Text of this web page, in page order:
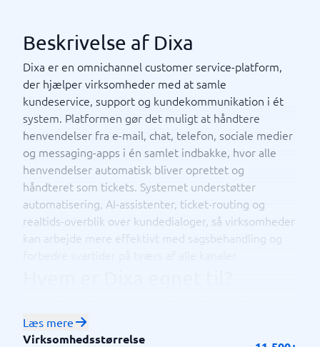
Beskrivelse af Dixa
Dixa er en omnichannel customer service-platform,
der hjælper virksomheder med at samle
kundeservice, support og kundekommunikation i ét
system. Platformen gør det muligt at håndtere
henvendelser fra e-mail, chat, telefon, sociale medier
og messaging-apps i én samlet indbakke, hvor alle
henvendelser automatisk bliver oprettet og
håndteret som tickets. Systemet understøtter
automatisering, AI-assistenter, ticket-routing og
realtids-overblik over kundedialoger, så virksomheder
kan arbejde mere effektivt med sagsbehandling og
virksomheder samt større e-commerce- og
kundeserviceorganisationer, der håndterer mange
Læs mere
Virksomhedsstørrelse